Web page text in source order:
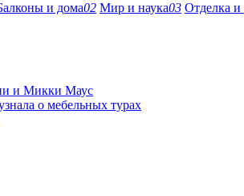
и дома02 Мир и наука03 Отделка и
и Микки Маус
о мебельных турах